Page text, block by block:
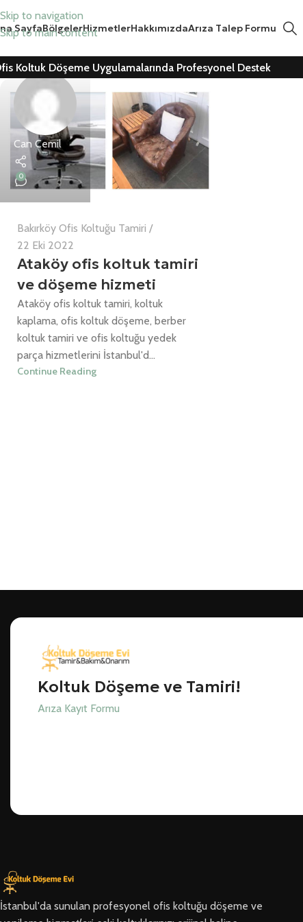
Skip to navigation
Skip to main content
SayfaBölgelerHizmetlerHakkımızdaArıza Talep Formu
Koltuk Döşeme Uygulamalarında Profesyonel Destek
Can Cemil
0
Bakırköy Ofis Koltuğu Tamiri
22 Eki 2022
Ataköy ofis koltuk tamiri
ve döşeme hizmeti
Ataköy ofis koltuk tamiri, koltuk
kaplama, ofis koltuk döşeme, berber
koltuk tamiri ve ofis koltuğu yedek
parça hizmetlerini İstanbul'd...
Continue Reading
Koltuk Döşeme ve Tamiri!
Arıza Kayıt Formu
İstanbul'da sunulan profesyonel ofis koltuğu döşeme ve